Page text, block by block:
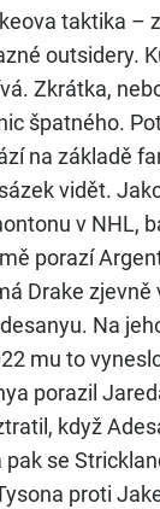
taktika –
outsidery.
Zkrátka,
špatného.
na základě
vidět.
v NHL,
porazí
Drake
Na
mu to
porazil
když
pak se
proti